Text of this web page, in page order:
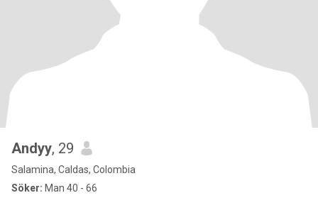
Andyy, 29
Salamina, Caldas, Colombia
Söker: Man 40 - 66